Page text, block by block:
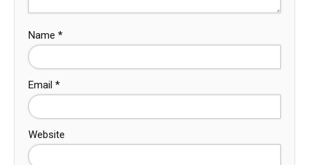
Name *
Email *
Website